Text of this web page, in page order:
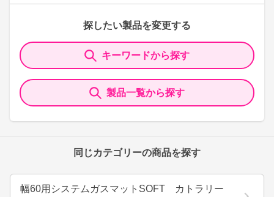
探したい製品を変更する
キーワードから探す
製品一覧から探す
同じカテゴリーの商品を探す
幅60用システムガスマットSOFT カトラリー